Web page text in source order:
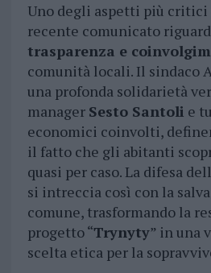
Uno degli aspetti più
recente comunicato
trasparenza e
comunità locali. Il sindaco
una profonda solidarietà
manager Sesto Santoli e
economici coinvolti,
il fatto che gli abitanti
quasi per caso. La difesa
si intreccia così con la
comune, trasformando la
progetto “Trynyty” in una
scelta etica per la